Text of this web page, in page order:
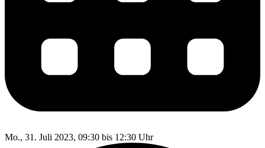
Mo., 31. Juli 2023, 09:30 bis 12:30 Uhr